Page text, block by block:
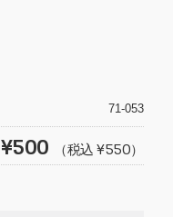
71-053
¥500 （税込 ¥550）